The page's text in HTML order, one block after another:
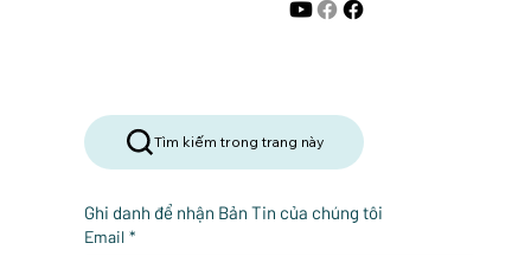
Tìm kiếm trong trang này
Ghi danh để nhận Bản Tin của chúng tôi
Email *